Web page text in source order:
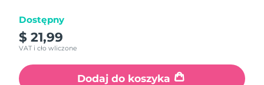
Dostępny
$ 21,99
VAT i cło wliczone
Dodaj do koszyka
Izrael
Włochy
8/9/26